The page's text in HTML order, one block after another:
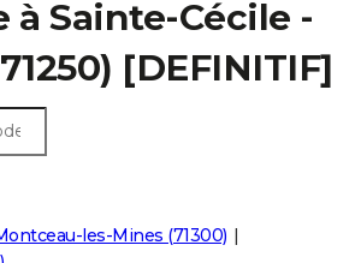
Sainte-Cécile -
[DEFINITIF]
les-Mines (71300)